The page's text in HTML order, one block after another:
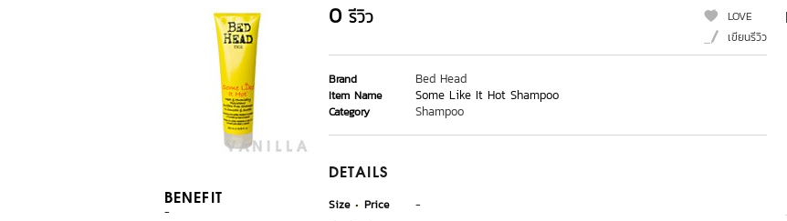
BENEFIT
-
0 รีวิว
LOVE
เขียนรีวิว
Brand Bed Head
Item Name Some Like It Hot Shampoo
Category Shampoo
DETAILS
Size Price
-